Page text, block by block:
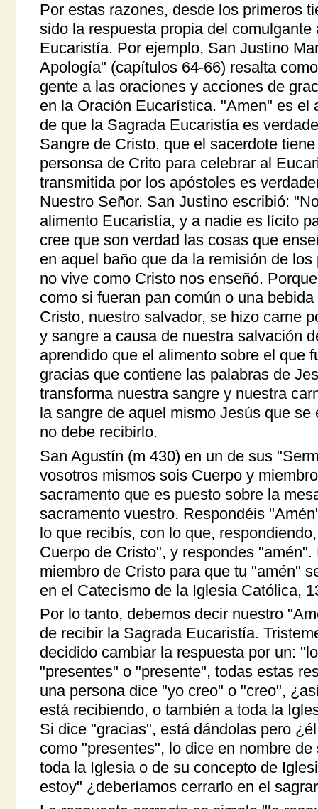
Por estas razones, desde los primeros
sido la respuesta propia del comulgante
Eucaristía. Por ejemplo, San Justino
Apología" (capítulos 64-66) resalta
gente a las oraciones y acciones de
en la Oración Eucarística. "Amen" es el
de que la Sagrada Eucaristía es
Sangre de Cristo, que el sacerdote
personsa de Crito para celebrar al
transmitida por los apóstoles es
Nuestro Señor. San Justino escribió:
alimento Eucaristía, y a nadie es lícito
cree que son verdad las cosas que
en aquel baño que da la remisión de
no vive como Cristo nos enseñó.
como si fueran pan común o una
Cristo, nuestro salvador, se hizo carne
y sangre a causa de nuestra salvación
aprendido que el alimento sobre el que
gracias que contiene las palabras de
transforma nuestra sangre y nuestra
la sangre de aquel mismo Jesús que
no debe recibirlo.
San Agustín (m 430) en un de sus
vosotros mismos sois Cuerpo y
sacramento que es puesto sobre la
sacramento vuestro. Respondéis
lo que recibís, con lo que,
Cuerpo de Cristo", y respondes
miembro de Cristo para que tu "amén"
en el Catecismo de la Iglesia Católica,
Por lo tanto, debemos decir nuestro
de recibir la Sagrada Eucaristía.
decidido cambiar la respuesta por un:
"presentes" o "presente", todas estas
una persona dice "yo creo" o "creo",
está recibiendo, o también a toda la
Si dice "gracias", está dándolas pero
como "presentes", lo dice en nombre
toda la Iglesia o de su concepto de
estoy" ¿deberíamos cerrarlo en el